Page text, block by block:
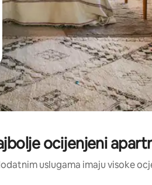
ocijenjeni
uslugama imaju visoke